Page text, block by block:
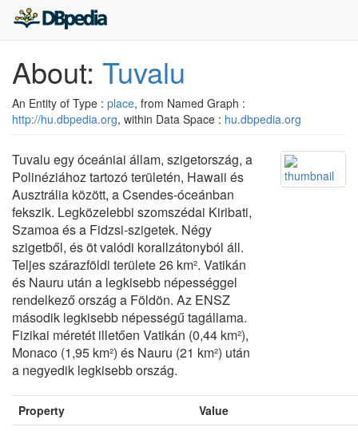
About: Tuvalu
An Entity of Type : place, from Named Graph :
http://hu.dbpedia.org, within Data Space : hu.dbpedia.org
Tuvalu egy óceániai állam, szigetország, a
Polinéziához tartozó területén, Hawaii és
Ausztrália között, a Csendes-óceánban
fekszik. Legközelebbi szomszédai Kiribati,
Szamoa és a Fidzsi-szigetek. Négy
szigetből, és öt valódi korallzátonyból áll.
Teljes szárazföldi területe 26 km². Vatikán
és Nauru után a legkisebb népességgel
rendelkező ország a Földön. Az ENSZ
második legkisebb népességű tagállama.
Fizikai méretét illetően Vatikán (0,44 km²),
Monaco (1,95 km²) és Nauru (21 km²) után
a negyedik legkisebb ország.
Property Value